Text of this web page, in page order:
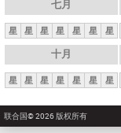
七月
星 星 星 星 星 星 星
十月
星 星 星 星 星 星 星
联合国© 2026 版权所有